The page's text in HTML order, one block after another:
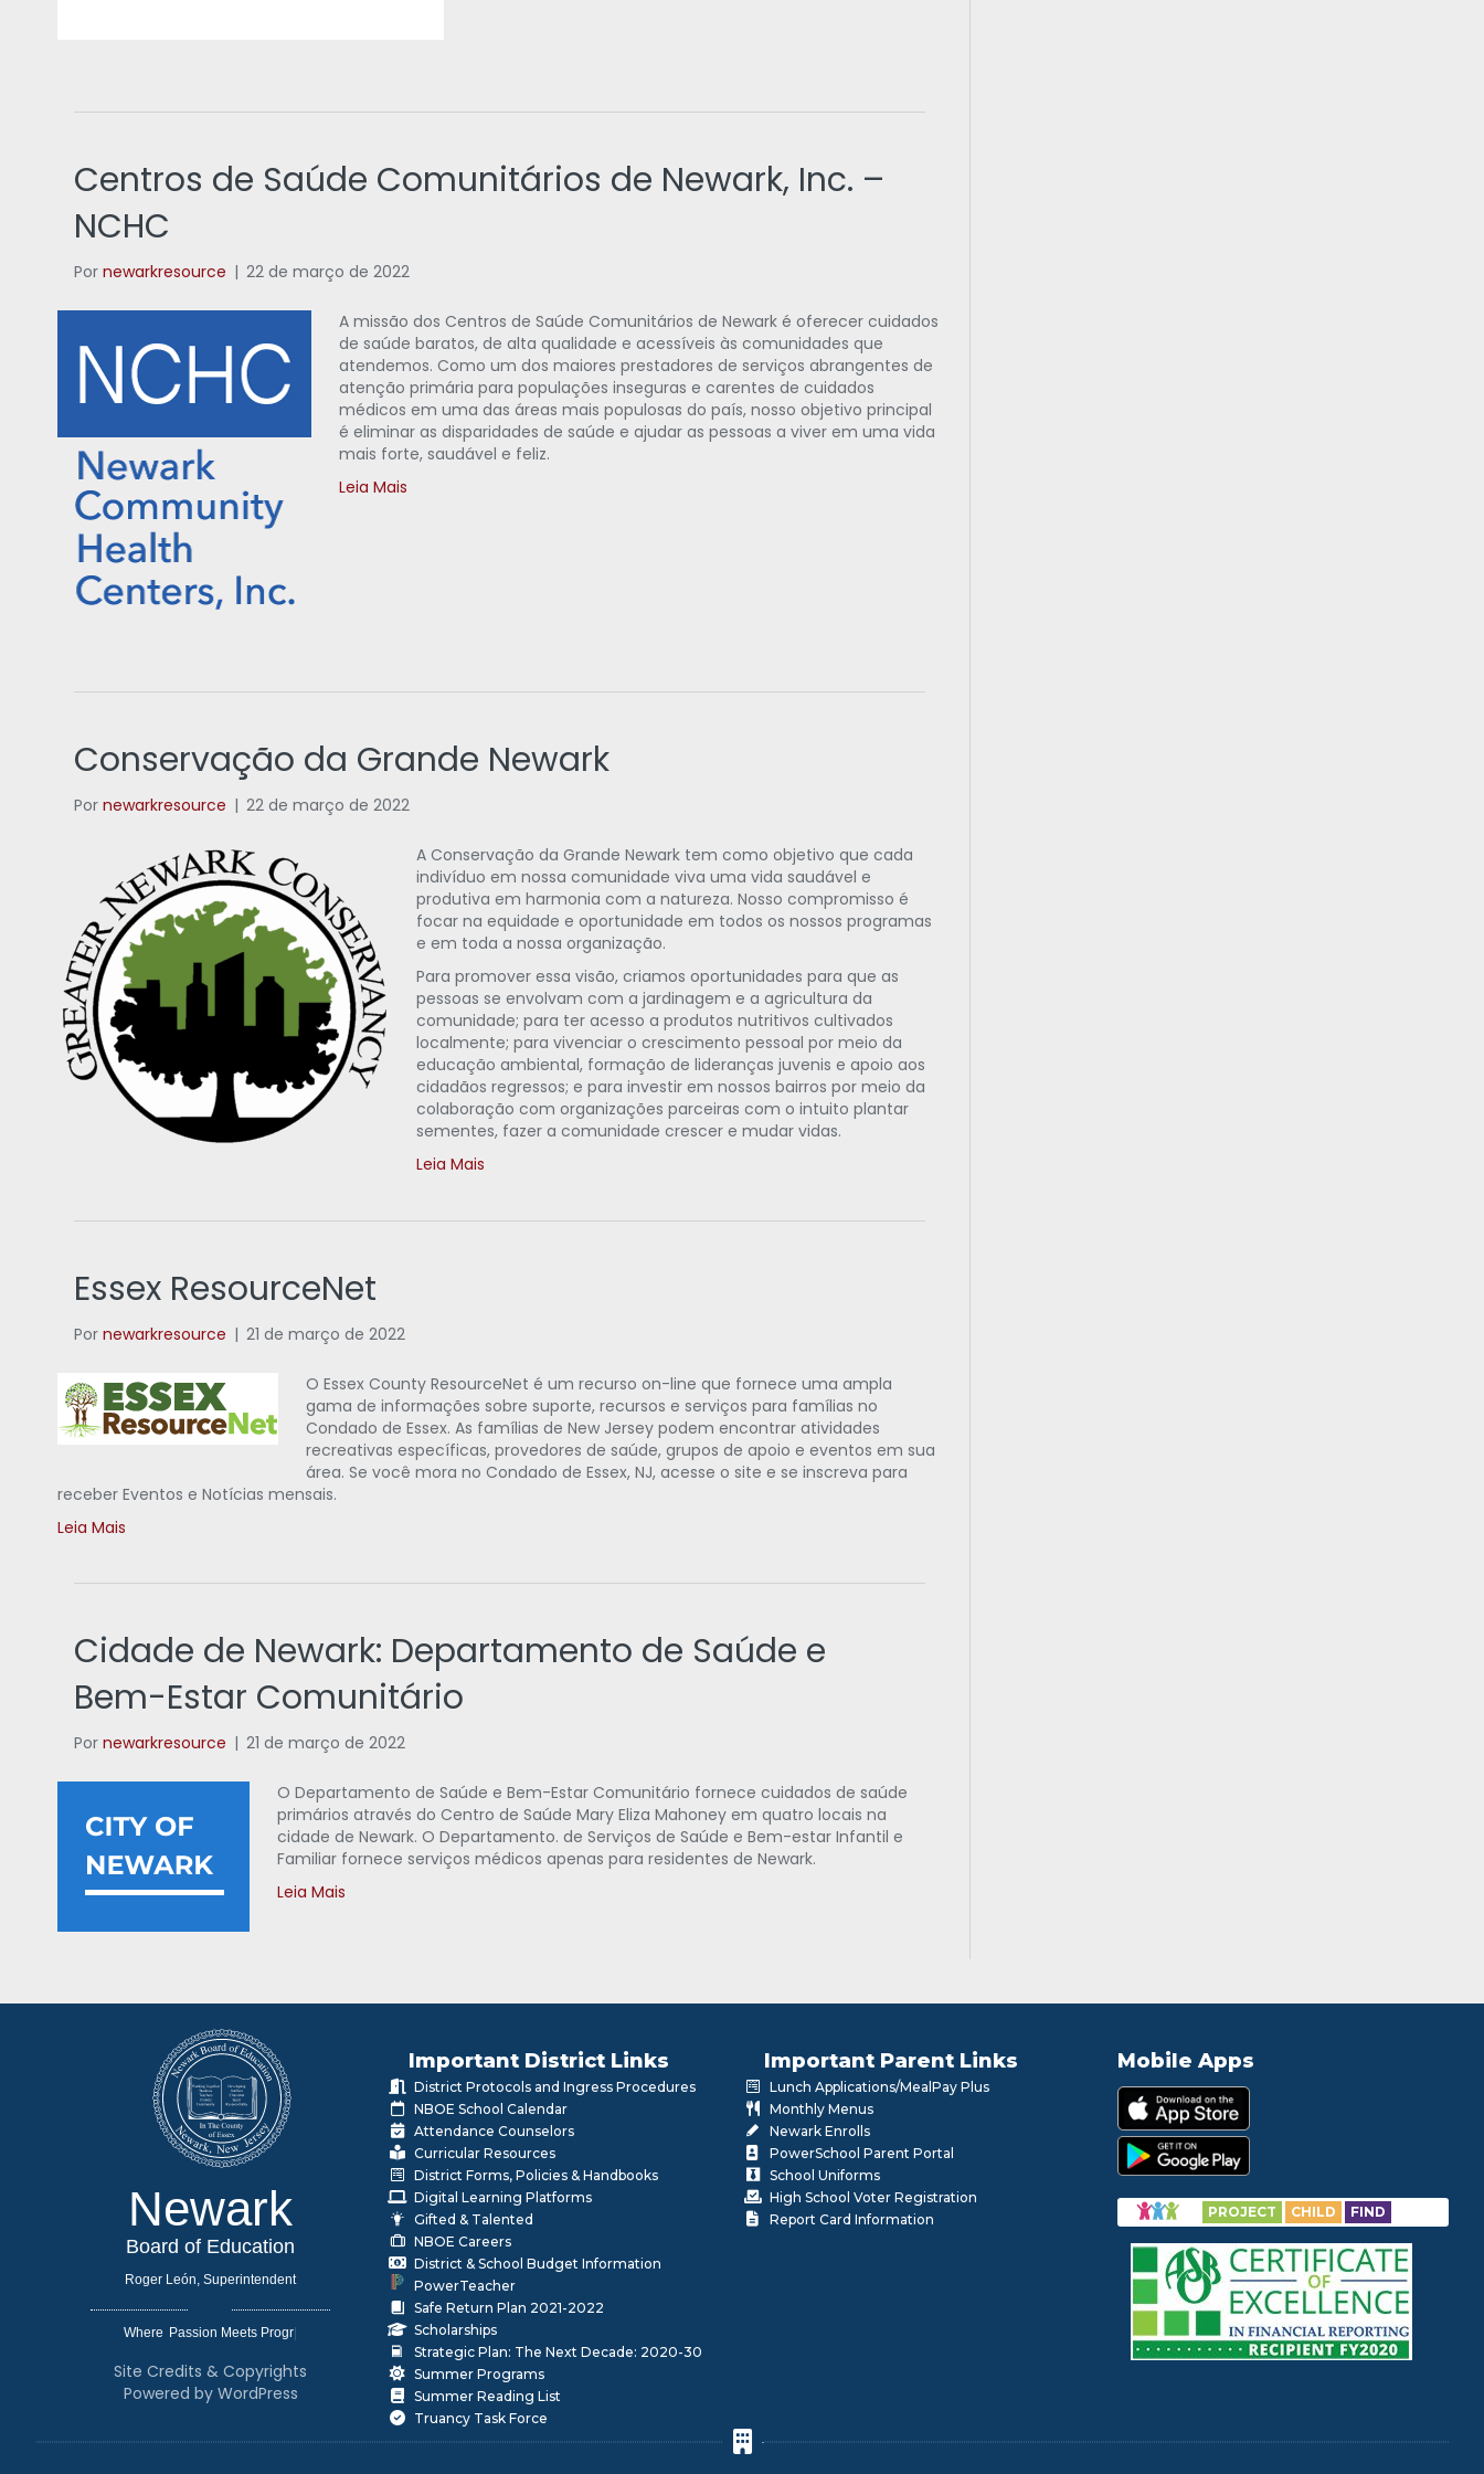
Centros de Saúde Comunitários de Newark, Inc. –
NCHC
Pornewarkresource | 22 de março de 2022
A missão dos Centros de Saúde Comunitários de Newark é oferecer cuidados
de saúde baratos, de alta qualidade e acessíveis às comunidades que
atendemos. Como um dos maiores prestadores de serviços abrangentes de
atenção primária para populações inseguras e carentes de cuidados
médicos em uma das áreas mais populosas do país, nosso objetivo principal
é eliminar as disparidades de saúde e ajudar as pessoas a viver em uma vida
mais forte, saudável e feliz.
Leia Mais
Conservação da Grande Newark
Pornewarkresource | 22 de março de 2022
A Conservação da Grande Newark tem como objetivo que cada
indivíduo em nossa comunidade viva uma vida saudável e
produtiva em harmonia com a natureza. Nosso compromisso é
focar na equidade e oportunidade em todos os nossos programas
e em toda a nossa organização.
Para promover essa visão, criamos oportunidades para que as
pessoas se envolvam com a jardinagem e a agricultura da
comunidade; para ter acesso a produtos nutritivos cultivados
localmente; para vivenciar o crescimento pessoal por meio da
educação ambiental, formação de lideranças juvenis e apoio aos
cidadãos regressos; e para investir em nossos bairros por meio da
colaboração com organizações parceiras com o intuito plantar
sementes, fazer a comunidade crescer e mudar vidas.
Leia Mais
Essex ResourceNet
Pornewarkresource | 21 de março de 2022
O Essex County ResourceNet é um recurso on-line que fornece uma ampla
gama de informações sobre suporte, recursos e serviços para famílias no
Condado de Essex. As famílias de New Jersey podem encontrar atividades
recreativas específicas, provedores de saúde, grupos de apoio e eventos em sua
área. Se você mora no Condado de Essex, NJ, acesse o site e se inscreva para
receber Eventos e Notícias mensais.
Leia Mais
Cidade de Newark: Departamento de Saúde e
Bem-Estar Comunitário
Pornewarkresource | 21 de março de 2022
O Departamento de Saúde e Bem-Estar Comunitário fornece cuidados de saúde
primários através do Centro de Saúde Mary Eliza Mahoney em quatro locais na
cidade de Newark. O Departamento. de Serviços de Saúde e Bem-estar Infantil e
Familiar fornece serviços médicos apenas para residentes de Newark.
Leia Mais
Newark
Board of Education
Roger León, Superintendent
Where
Site Credits & Copyrights
Powered by WordPress
Important District Links
District Protocols and Ingress Procedures
NBOE School Calendar
Attendance Counselors
Curricular Resources
District Forms, Policies & Handbooks
Digital Learning Platforms
Gifted & Talented
NBOE Careers
District & School Budget Information
PowerTeacher
Safe Return Plan 2021-2022
Scholarships
Strategic Plan: The Next Decade: 2020-30
Summer Programs
Summer Reading List
Truancy Task Force
Important Parent Links
Lunch Applications/MealPay Plus
Monthly Menus
Newark Enrolls
PowerSchool Parent Portal
School Uniforms
High School Voter Registration
Report Card Information
Mobile Apps
PROJECT CHILD FIND